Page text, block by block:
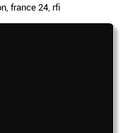
,france 24,rfi